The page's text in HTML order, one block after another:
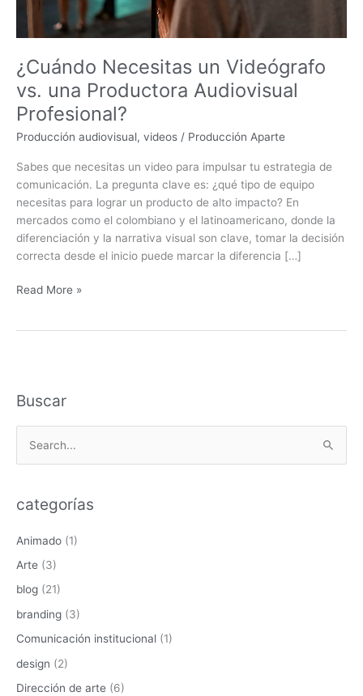
¿Cuándo Necesitas un Videógrafo
vs. una Productora Audiovisual
Profesional?
Producción audiovisual, videos / Producción Aparte
Sabes que necesitas un video para impulsar tu estrategia de
comunicación. La pregunta clave es: ¿qué tipo de equipo
necesitas para lograr un producto de alto impacto? En
mercados como el colombiano y el latinoamericano, donde la
diferenciación y la narrativa visual son clave, tomar la decisión
correcta desde el inicio puede marcar la diferencia […]
Profesional?
Read More »
Buscar
c
a
:
categorías
Animado (1)
Arte (3)
blog (21)
branding (3)
Comunicación institucional (1)
design (2)
Dirección de arte (6)